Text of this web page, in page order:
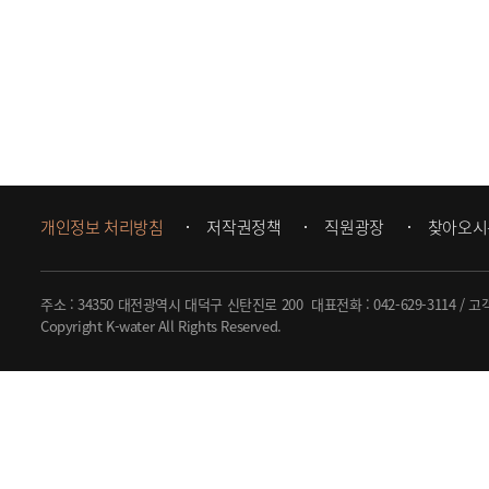
개인정보 처리방침 저작권정책 직원광장 찾아오
주소 : 34350 대전광역시 대덕구 신탄진로 200 대표전화 :042-629-3114/ 고
Copyright K-water All Rights Reserved.